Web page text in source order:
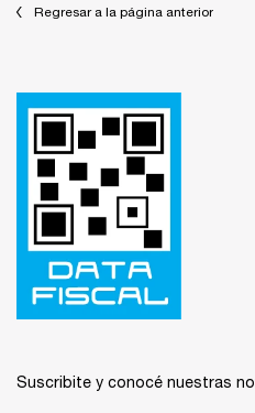
Regresar a la página anterior
Suscribite y conocé nuestras